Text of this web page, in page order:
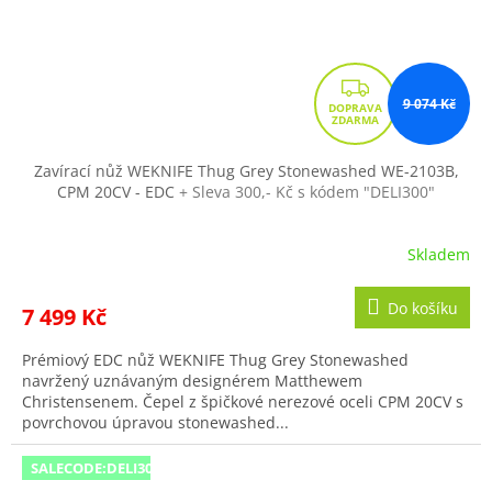
Z
D
A
R
M
9 074 Kč
Zavírací nůž WEKNIFE Thug Grey Stonewashed WE-2103B,
CPM 20CV - EDC + Sleva 300,- Kč s kódem "DELI300"
Skladem
7 499 Kč Do košíku
Prémiový EDC nůž WEKNIFE Thug Grey Stonewashed
navržený uznávaným designérem Matthewem
Christensenem. Čepel z špičkové nerezové oceli CPM 20CV s
povrchovou úpravou stonewashed...
SALECODE:DELI300:300:fix:CZK